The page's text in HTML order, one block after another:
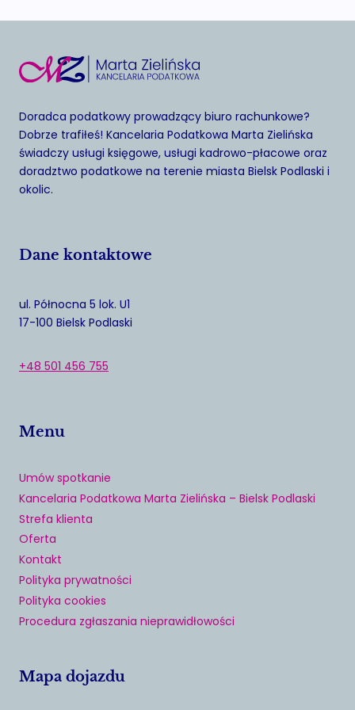
Doradca podatkowy prowadzący biuro rachunkowe?
Dobrze trafiłeś! Kancelaria Podatkowa Marta Zielińska
świadczy usługi księgowe, usługi kadrowo-płacowe oraz
doradztwo podatkowe na terenie miasta Bielsk Podlaski i
okolic.
Dane kontaktowe
ul. Północna 5 lok. U1
17-100 Bielsk Podlaski
+48 501 456 755
Menu
Umów spotkanie
Kancelaria Podatkowa Marta Zielińska – Bielsk Podlaski
Strefa klienta
Oferta
Kontakt
Polityka prywatności
Polityka cookies
Procedura zgłaszania nieprawidłowości
Mapa dojazdu